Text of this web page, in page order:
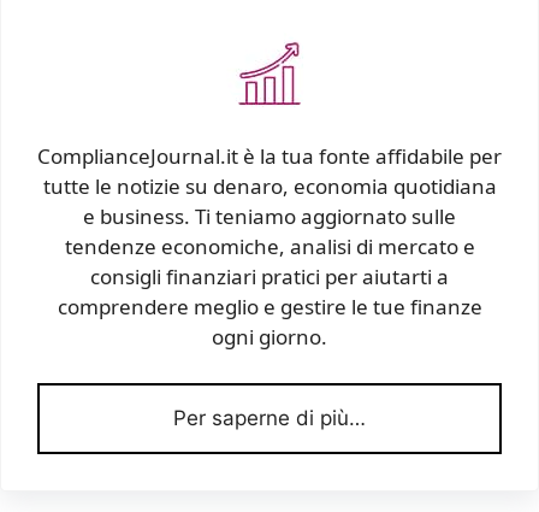
ComplianceJournal.it è la tua fonte affidabile per
tutte le notizie su denaro, economia quotidiana
e business. Ti teniamo aggiornato sulle
tendenze economiche, analisi di mercato e
consigli finanziari pratici per aiutarti a
comprendere meglio e gestire le tue finanze
ogni giorno.
Per saperne di più…